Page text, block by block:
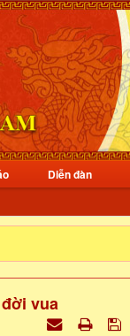
Diễn đàn
vua